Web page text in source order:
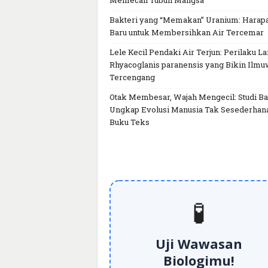
Bakteri yang “Memakan” Uranium:
Baru untuk Membersihkan Air Tercemar
Lele Kecil Pendaki Air Terjun: Perilaku
Rhyacoglanis paranensis yang Bikin
Tercengang
Otak Membesar, Wajah Mengecil: Studi
Ungkap Evolusi Manusia Tak
Buku Teks
🧪
Uji Wawasan
Biologimu!